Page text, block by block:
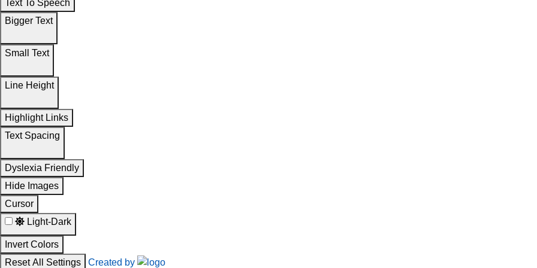
Text To Speech
Bigger Text
Small Text
Line Height
Highlight Links
Text Spacing
Dyslexia Friendly
Hide Images
Cursor
Light-Dark
Invert Colors
Reset All Settings
Created by